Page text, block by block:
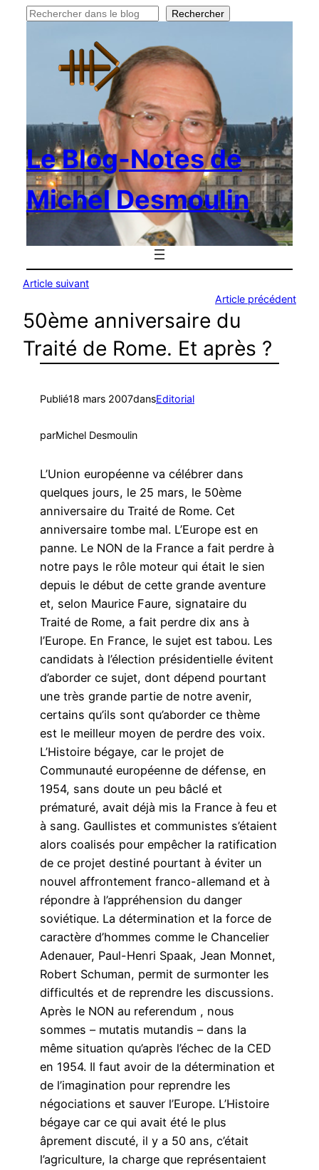
Rechercher Rechercher
Le Blog-Notes de
Michel Desmoulin
Article suivant
Article précédent
50ème anniversaire du
Traité de Rome. Et après ?
Publié18 mars 2007dansEditorial
parMichel Desmoulin
L’Union européenne va célébrer dans
quelques jours, le 25 mars, le 50ème
anniversaire du Traité de Rome. Cet
anniversaire tombe mal. L’Europe est en
panne. Le NON de la France a fait perdre à
notre pays le rôle moteur qui était le sien
depuis le début de cette grande aventure
et, selon Maurice Faure, signataire du
Traité de Rome, a fait perdre dix ans à
l’Europe. En France, le sujet est tabou. Les
candidats à l’élection présidentielle évitent
d’aborder ce sujet, dont dépend pourtant
une très grande partie de notre avenir,
certains qu’ils sont qu’aborder ce thème
est le meilleur moyen de perdre des voix.
L’Histoire bégaye, car le projet de
Communauté européenne de défense, en
1954, sans doute un peu bâclé et
prématuré, avait déjà mis la France à feu et
à sang. Gaullistes et communistes s’étaient
alors coalisés pour empêcher la ratification
de ce projet destiné pourtant à éviter un
nouvel affrontement franco-allemand et à
répondre à l’appréhension du danger
soviétique. La détermination et la force de
caractère d’hommes comme le Chancelier
Adenauer, Paul-Henri Spaak, Jean Monnet,
Robert Schuman, permit de surmonter les
difficultés et de reprendre les discussions.
Après le NON au referendum , nous
sommes – mutatis mutandis – dans la
même situation qu’après l’échec de la CED
en 1954. Il faut avoir de la détermination et
de l’imagination pour reprendre les
négociations et sauver l’Europe. L’Histoire
bégaye car ce qui avait été le plus
âprement discuté, il y a 50 ans, c’était
l’agriculture, la charge que représentaient